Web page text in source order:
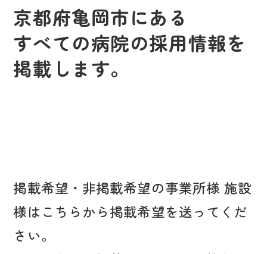
京都府亀岡市にある
すべての病院の採用情報を
掲載します。
掲載希望・非掲載希望の事業所様 施設
様はこちらから掲載希望を送ってくだ
さい。